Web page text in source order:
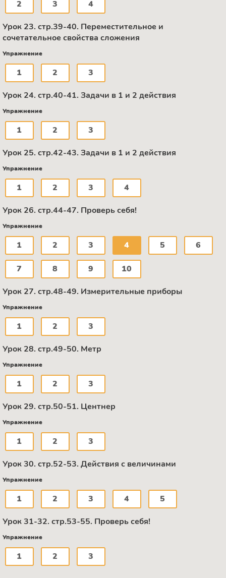
2 3 4
Урок 23. стр.39-40. Переместительное и
сочетательное свойства сложения
Упражнение
1 2 3
Урок 24. стр.40-41. Задачи в 1 и 2 действия
Упражнение
1 2 3
Урок 25. стр.42-43. Задачи в 1 и 2 действия
Упражнение
1 2 3 4
Урок 26. стр.44-47. Проверь себя!
Упражнение
1 2 3 4 5 6
7 8 9 10
Урок 27. стр.48-49. Измерительные приборы
Упражнение
1 2 3
Урок 28. стр.49-50. Метр
Упражнение
1 2 3
Урок 29. стр.50-51. Центнер
Упражнение
1 2 3
Урок 30. стр.52-53. Действия с величинами
Упражнение
1 2 3 4 5
Урок 31-32. стр.53-55. Проверь себя!
Упражнение
1 2 3